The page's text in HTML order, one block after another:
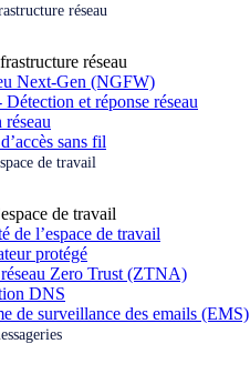
réseau
réseau
Next-Gen (NGFW)
et réponse réseau
sans fil
de travail
de travail
de l’espace de travail
protégé
Zero Trust (ZTNA)
DNS
de surveillance des emails (EMS)